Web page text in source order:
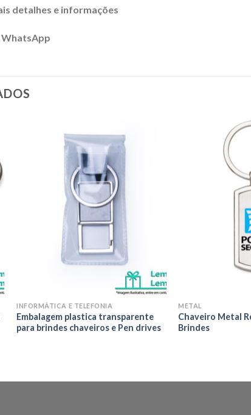
detalhes e informações
WhatsApp
Adicionar
INFORMÁTICA E TELEFONIA
Embalagem plastica transparente
para brindes chaveiros e Pen drives
METAL
Chaveiro Metal
Brindes